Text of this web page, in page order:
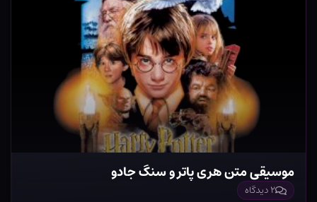
موسیقی متن هری پاتر و سنگ جادو
۲ دیدگاه